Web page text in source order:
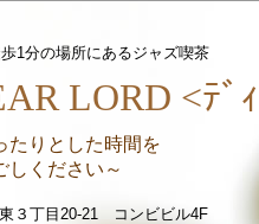
1分の場所にあるジャズ喫茶
LORD <ﾃﾞ
りとした時間を
さい～
３丁目20-21 コンビビル4F